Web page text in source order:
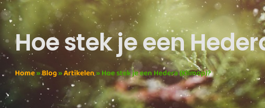
Hoe stek je een
Home»Blog»Artikelen»Hoe stek je een Hedera (Klimop)?